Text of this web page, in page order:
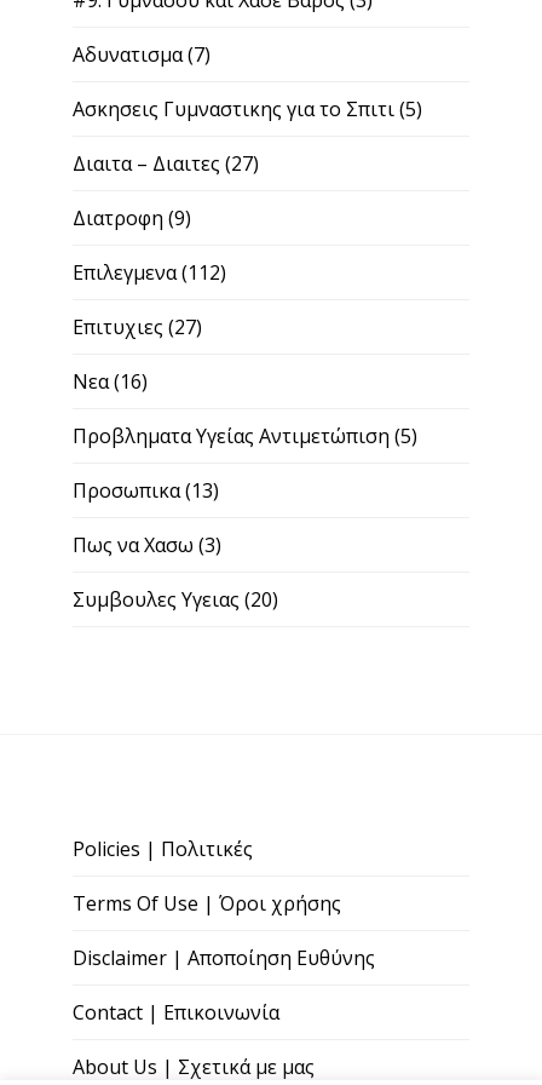
Αδυνατισμα(7)
Ασκησεις Γυμναστικης για το Σπιτι(5)
Διαιτα – Διαιτες (27)
Διατροφη (9)
Επιλεγμενα(112)
Επιτυχιες (27)
Νεα(16)
Προβληματα Υγείας Αντιμετώπιση (5)
Προσωπικα(13)
Πως να Χασω (3)
Συμβουλες Υγειας (20)
Policies | Πολιτικές
Terms Of Use | Όροι χρήσης
Disclaimer | Αποποίηση Ευθύνης
Contact | Επικοινωνία
About Us | Σχετικά με μας